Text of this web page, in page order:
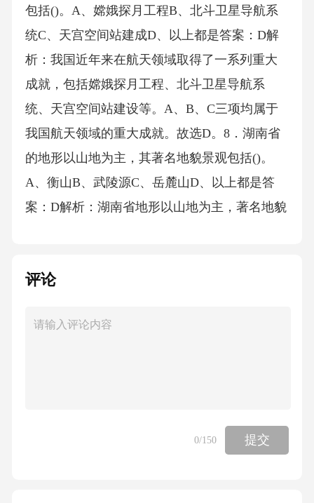
包括()。A、嫦娥探月工程B、北斗卫星导航系
统C、天宫空间站建成D、以上都是答案：D解
析：我国近年来在航天领域取得了一系列重大
成就，包括嫦娥探月工程、北斗卫星导航系
统、天宫空间站建设等。A、B、C三项均属于
我国航天领域的重大成就。故选D。8．湖南省
的地形以山地为主，其著名地貌景观包括()。
A、衡山B、武陵源C、岳麓山D、以上都是答
案：D解析：湖南省地形以山地为主，著名地貌
《民法典》，下列哪一项不属于民事法律行为
行为能力B、意思表示真实C、不违反法律、行
表示真实、不违反法律和行政法规的强制性规
定等条件。D项错误，并非所有民事法律行为都
评论
0/150 提交